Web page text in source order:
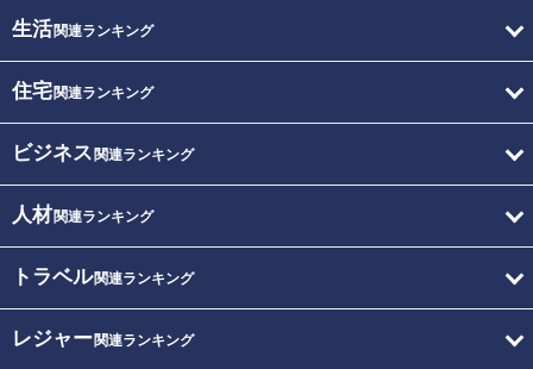
生活関連ランキング
住宅関連ランキング
ビジネス 関連ランキング
人材関連ランキング
トラベル関連ランキング
レジャー関連ランキング